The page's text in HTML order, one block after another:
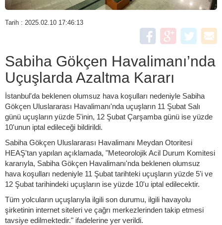
Tarih : 2025.02.10 17:46:13
Sabiha Gökçen Havalimanı’nda
Uçuşlarda Azaltma Kararı
İstanbul'da beklenen olumsuz hava koşulları nedeniyle Sabiha
Gökçen Uluslararası Havalimanı'nda uçuşların 11 Şubat Salı
günü uçuşların yüzde 5'inin, 12 Şubat Çarşamba günü ise yüzde
10'unun iptal edileceği bildirildi.
Sabiha Gökçen Uluslararası Havalimanı Meydan Otoritesi
HEAŞ'tan yapılan açıklamada, "Meteorolojik Acil Durum Komitesi
kararıyla, Sabiha Gökçen Havalimanı'nda beklenen olumsuz
hava koşulları nedeniyle 11 Şubat tarihteki uçuşların yüzde 5'i ve
12 Şubat tarihindeki uçuşların ise yüzde 10'u iptal edilecektir.
Tüm yolcuların uçuşlarıyla ilgili son durumu, ilgili havayolu
şirketinin internet siteleri ve çağrı merkezlerinden takip etmesi
tavsiye edilmektedir." ifadelerine yer verildi.